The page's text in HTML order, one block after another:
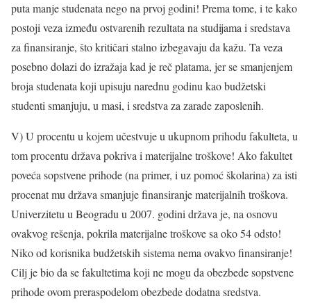
puta manje studenata nego na prvoj godini! Prema tome, i te kako
postoji veza između ostvarenih rezultata na studijama i sredstava
za finansiranje, što kritičari stalno izbegavaju da kažu. Ta veza
posebno dolazi do izražaja kad je reč platama, jer se smanjenjem
broja studenata koji upisuju narednu godinu kao budžetski
studenti smanjuju, u masi, i sredstva za zarade zaposlenih.
V) U procentu u kojem učestvuje u ukupnom prihodu fakulteta, u
tom procentu država pokriva i materijalne troškove! Ako fakultet
poveća sopstvene prihode (na primer, i uz pomoć školarina) za isti
procenat mu država smanjuje finansiranje materijalnih troškova.
Univerzitetu u Beogradu u 2007. godini država je, na osnovu
ovakvog rešenja, pokrila materijalne troškove sa oko 54 odsto!
Niko od korisnika budžetskih sistema nema ovakvo finansiranje!
Cilj je bio da se fakultetima koji ne mogu da obezbede sopstvene
prihode ovom preraspodelom obezbede dodatna sredstva.